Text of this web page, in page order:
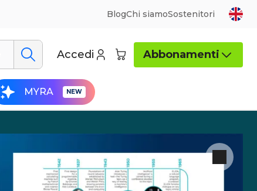
BlogChi siamoSostenitori
Accedi Abbonamenti
MYRA